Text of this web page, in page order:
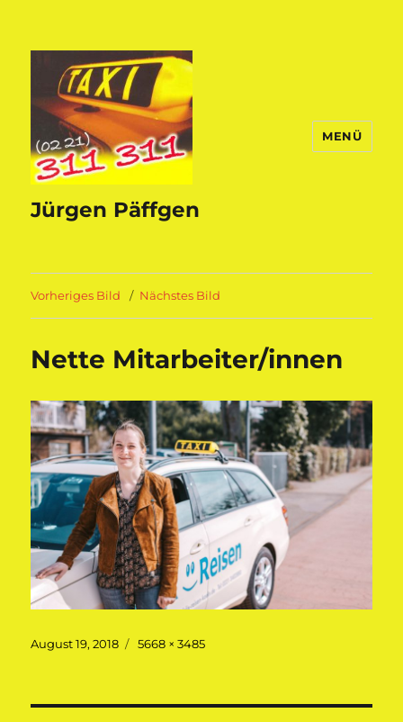
Jürgen Päffgen
MENÜ
Vorheriges Bild Nächstes Bild
Nette Mitarbeiter/innen
Veröffentlicht
August 19, 2018 Originalgröße
5668 × 3485